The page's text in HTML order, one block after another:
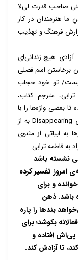
صاحب قدرتِ لی‌لا
ما هنرمندان در کار
فرهنگ و تهذیب
هیچ زندانی‌ای
برخاستن اسم فصلی
تو خود حجاب
مترجم کتاب،
تا بعضی واژه‌ها را با
نگاه به سنّت ادبی-عرفانی ترجمه کند؛ ازجمله ترجمه‌ی Disappearing به از
به ابیاتی از مثنوی
به فاطمه ترابی.
نشسته باشد
ی امروز تفسیر کرده
و برای
باشد. ذهن
خواهد بندها را پاره
بکوشد؛ برای
پیاش افتاده و
تا آزادش کند.